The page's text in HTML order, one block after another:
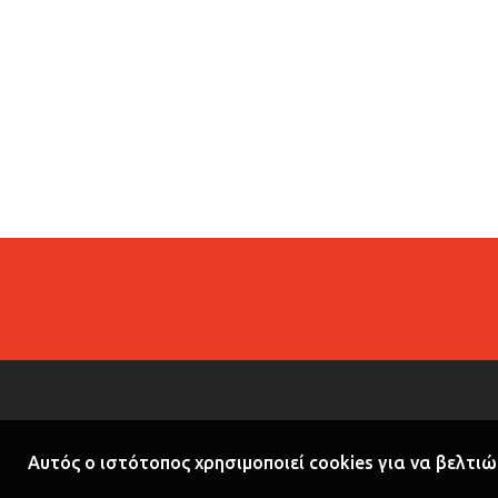
Αυτός ο ιστότοπος χρησιμοποιεί cookies για να